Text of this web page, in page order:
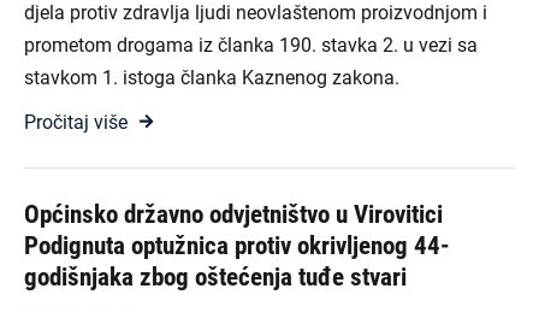
djela protiv zdravlja ljudi neovlaštenom proizvodnjom i
prometom drogama iz članka 190. stavka 2. u vezi sa
stavkom 1. istoga članka Kaznenog zakona.
Pročitaj više
Općinsko državno odvjetništvo u Virovitici
Podignuta optužnica protiv okrivljenog 44-
godišnjaka zbog oštećenja tuđe stvari